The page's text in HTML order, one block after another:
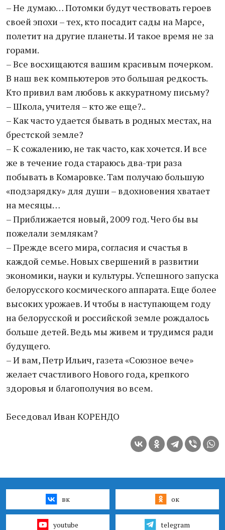
– Не думаю… Потомки будут чествовать героев
своей эпохи – тех, кто посадит сады на Марсе,
полетит на другие планеты. И такое время не за
горами.
– Все восхищаются вашим красивым почерком.
В наш век компьютеров это большая редкость.
Кто привил вам любовь к аккуратному письму?
– Школа, учителя – кто же еще?..
– Как часто удается бывать в родных местах, на
брестской земле?
– К сожалению, не так часто, как хочется. И все
же в течение года стараюсь два-три раза
побывать в Комаровке. Там получаю большую
«подзарядку» для души – вдохновения хватает
на месяцы…
– Приближается новый, 2009 год. Чего бы вы
пожелали землякам?
– Прежде всего мира, согласия и счастья в
каждой семье. Новых свершений в развитии
экономики, науки и культуры. Успешного запуска
белорусского космического аппарата. Еще более
высоких урожаев. И чтобы в наступающем году
на белорусской и российской земле рождалось
больше детей. Ведь мы живем и трудимся ради
будущего.
– И вам, Петр Ильич, газета «Союзное вече»
желает счастливого Нового года, крепкого
здоровья и благополучия во всем.
Беседовал Иван КОРЕНДО
вк ок
youtube telegram